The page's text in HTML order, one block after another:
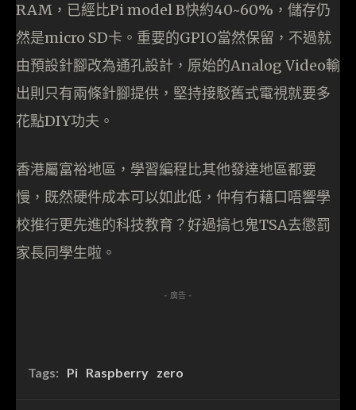
RAM，已經比Pi model B快約40~60%，儲存仍
然是micro SD卡。重要的GPIO當然保留，不過就
由預設針腳改為通孔設計，原始的Analog Video輸
出則只有兩條針腳提供，堅持接駁舊式電視就要多
花點DIY功夫。
香港屬富裕地區，學習編程比其他發達地區都要
慢，既然硬件成本可以如此低，仲有冇藉口唔響學
校推行更先進的科技教育？好過搞乜鬼TSA去懲罰
家長同學生啦。
- 廣告 -
Tags: Pi Raspberry zero